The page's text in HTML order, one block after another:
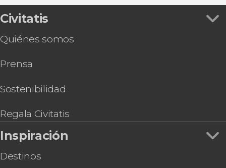
Entradas
Tours en bicicleta en Ámsterdam
Gastronomía en Ámsterdam
Schans
Excursión a Brujas
Entradas para la Heineken Experience + Rooftop
Entradas a A'DAM Lookout
Entrada al Museo Moco de Ámsterdam
Entrada al Madame Tussauds de Ámsterdam
Entrada al Museo de la Ciencia NEMO
Civitatis
Quiénes somos
Prensa
Sostenibilidad
Regala Civitatis
Inspiración
Destinos